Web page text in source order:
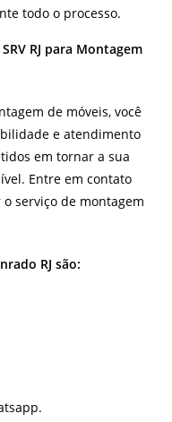
todo o processo.
RJ para Montagem
de móveis, você
e atendimento
em tornar a sua
Entre em contato
serviço de montagem
RJ são: